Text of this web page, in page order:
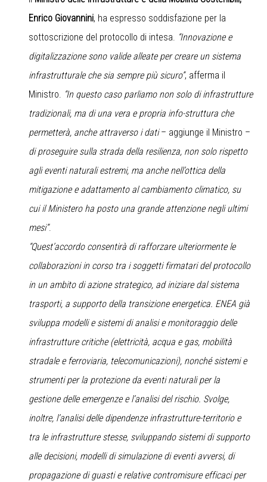
Enrico Giovannini, ha espresso soddisfazione per la
sottoscrizione del protocollo di intesa. “Innovazione e
digitalizzazione sono valide alleate per creare un sistema
infrastrutturale che sia sempre più sicuro”, afferma il
Ministro. “In questo caso parliamo non solo di infrastrutture
tradizionali, ma di una vera e propria info-struttura che
permetterà, anche attraverso i dati– aggiunge il Ministro –
di proseguire sulla strada della resilienza, non solo rispetto
agli eventi naturali estremi, ma anche nell’ottica della
mitigazione e adattamento al cambiamento climatico, su
cui il Ministero ha posto una grande attenzione negli ultimi
mesi”.
“Quest’accordo consentirà di rafforzare ulteriormente le
collaborazioni in corso tra i soggetti firmatari del protocollo
in un ambito di azione strategico, ad iniziare dal sistema
trasporti, a supporto della transizione energetica. ENEA già
sviluppa modelli e sistemi di analisi e monitoraggio delle
infrastrutture critiche (elettricità, acqua e gas, mobilità
stradale e ferroviaria, telecomunicazioni), nonché sistemi e
strumenti per la protezione da eventi naturali per la
gestione delle emergenze e l’analisi del rischio. Svolge,
inoltre, l’analisi delle dipendenze infrastrutture-territorio e
tra le infrastrutture stesse, sviluppando sistemi di supporto
alle decisioni, modelli di simulazione di eventi avversi, di
propagazione di guasti e relative contromisure efficaci per